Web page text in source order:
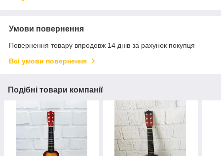
Умови повернення
Повернення товару впродовж 14 днів за рахунок покупця
Всі умови повернення
Подібні товари компанії